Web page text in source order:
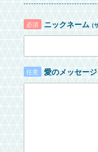
必須 ニックネーム (
任意 愛のメッセージ